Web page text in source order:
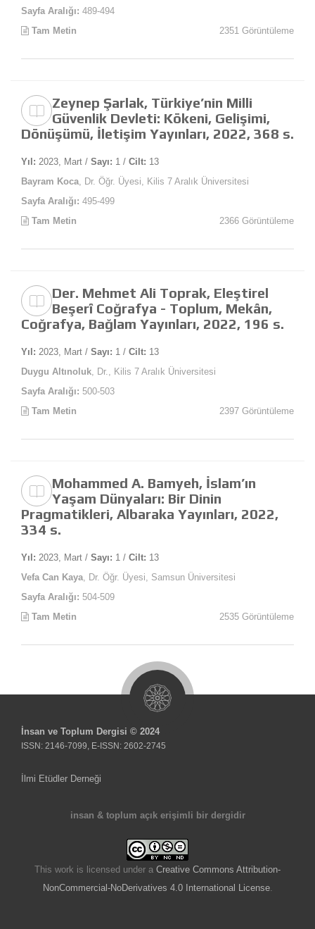
Sayfa Aralığı: 489-494
Tam Metin
2351 Görüntüleme
Zeynep Şarlak, Türkiye’nin Milli
Güvenlik Devleti: Kökeni, Gelişimi,
Dönüşümü, İletişim Yayınları, 2022, 368 s.
Yıl: 2023, Mart / Sayı: 1 / Cilt: 13
Bayram Koca , Dr. Öğr. Üyesi, Kilis 7 Aralık Üniversitesi
Sayfa Aralığı: 495-499
Tam Metin
2366 Görüntüleme
Der. Mehmet Ali Toprak, Eleştirel
Beşerî Coğrafya - Toplum, Mekân,
Coğrafya, Bağlam Yayınları, 2022, 196 s.
Yıl: 2023, Mart / Sayı: 1 / Cilt: 13
Duygu Altınoluk , Dr., Kilis 7 Aralık Üniversitesi
Sayfa Aralığı: 500-503
Tam Metin
2397 Görüntüleme
Mohammed A. Bamyeh, İslam’ın
Yaşam Dünyaları: Bir Dinin
Pragmatikleri, Albaraka Yayınları, 2022,
334 s.
Yıl: 2023, Mart / Sayı: 1 / Cilt: 13
Vefa Can Kaya , Dr. Öğr. Üyesi, Samsun Üniversitesi
Sayfa Aralığı: 504-509
Tam Metin
2535 Görüntüleme
İnsan ve Toplum Dergisi © 2024
ISSN: 2146-7099, E-ISSN: 2602-2745
İlmi Etüdler Derneği
insan & toplum açık erişimli bir dergidir
This work is licensed under a Creative Commons Attribution-
NonCommercial-NoDerivatives 4.0 International License.